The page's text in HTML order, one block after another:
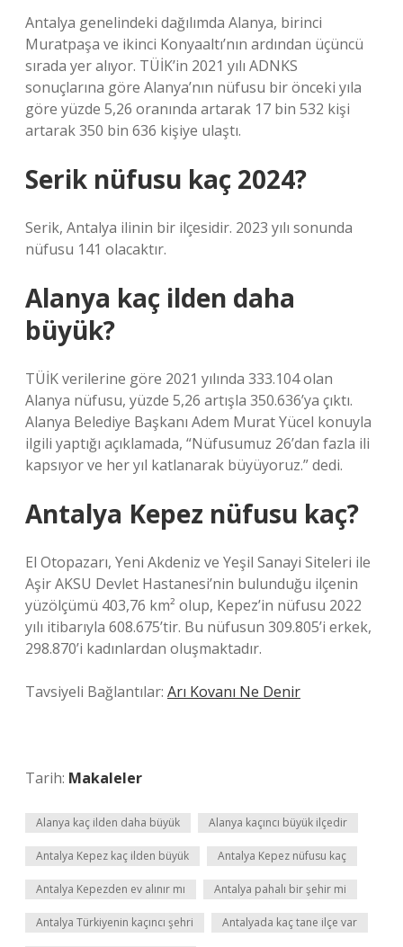
Antalya genelindeki dağılımda Alanya, birinci
Muratpaşa ve ikinci Konyaaltı’nın ardından üçüncü
sırada yer alıyor. TÜİK’in 2021 yılı ADNKS
sonuçlarına göre Alanya’nın nüfusu bir önceki yıla
göre yüzde 5,26 oranında artarak 17 bin 532 kişi
artarak 350 bin 636 kişiye ulaştı.
Serik nüfusu kaç 2024?
Serik, Antalya ilinin bir ilçesidir. 2023 yılı sonunda
nüfusu 141 olacaktır.
Alanya kaç ilden daha
büyük?
TÜİK verilerine göre 2021 yılında 333.104 olan
Alanya nüfusu, yüzde 5,26 artışla 350.636’ya çıktı.
Alanya Belediye Başkanı Adem Murat Yücel konuyla
ilgili yaptığı açıklamada, “Nüfusumuz 26’dan fazla ili
kapsıyor ve her yıl katlanarak büyüyoruz.” dedi.
Antalya Kepez nüfusu kaç?
El Otopazarı, Yeni Akdeniz ve Yeşil Sanayi Siteleri ile
Aşir AKSU Devlet Hastanesi’nin bulunduğu ilçenin
yüzölçümü 403,76 km² olup, Kepez’in nüfusu 2022
yılı itibarıyla 608.675’tir. Bu nüfusun 309.805’i erkek,
298.870’i kadınlardan oluşmaktadır.
Tavsiyeli Bağlantılar: Arı Kovanı Ne Denir
Tarih: Makaleler
Alanya kaç ilden daha büyük Alanya kaçıncı büyük ilçedir
Antalya Kepez kaç ilden büyük Antalya Kepez nüfusu kaç
Antalya Kepezden ev alınır mı Antalya pahalı bir şehir mi
Antalya Türkiyenin kaçıncı şehri Antalyada kaç tane ilçe var